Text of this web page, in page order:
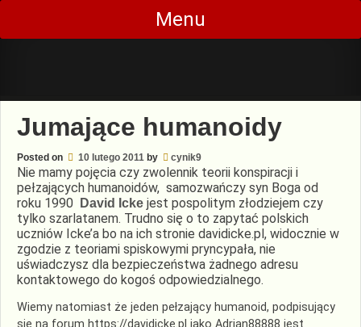
Skip
content
Menu
Jumające humanoidy
Posted on 10 lutego 2011 by cynik9
Nie mamy pojęcia czy zwolennik teorii konspiracji i
pełzających humanoidów, samozwańczy syn Boga od
roku 1990
David Icke jest pospolitym złodziejem czy
tylko szarlatanem. Trudno się o to zapytać polskich
uczniów Icke’a bo na ich stronie davidicke.pl, widocznie w
zgodzie z teoriami spiskowymi pryncypała, nie
uświadczysz dla bezpieczeństwa żadnego adresu
kontaktowego do kogoś odpowiedzialnego.
Wiemy natomiast że jeden pełzający humanoid, podpisujący